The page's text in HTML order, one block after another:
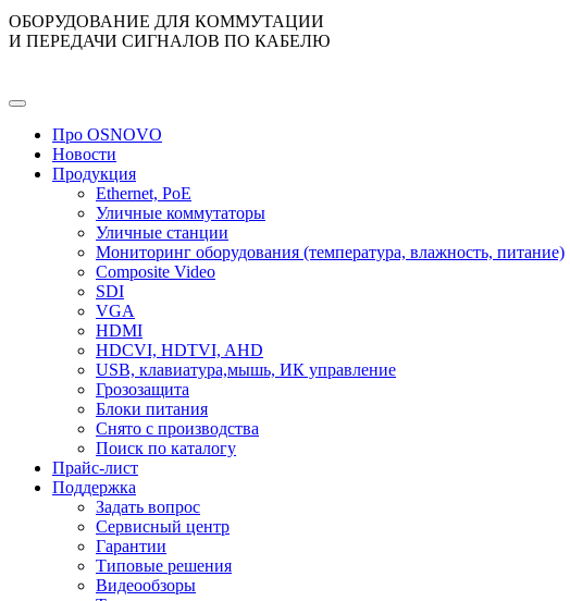
ОБОРУДОВАНИЕ ДЛЯ КОММУТАЦИИ
И ПЕРЕДАЧИ СИГНАЛОВ ПО КАБЕЛЮ
Про OSNOVO
Новости
Продукция
Ethernet, PoE
Уличные коммутаторы
Уличные станции
Мониторинг оборудования (температура, влажность, питание)
Composite Video
SDI
VGA
HDMI
HDCVI, HDTVI, AHD
USB, клавиатура,мышь, ИК управление
Грозозащита
Блоки питания
Снято с производства
Поиск по каталогу
Прайс-лист
Поддержка
Задать вопрос
Сервисный центр
Гарантии
Типовые решения
Видеообзоры